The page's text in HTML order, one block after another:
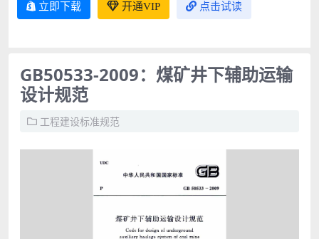
立即下载 开通VIP 点击试读
GB50533-2009：煤矿井下辅助运输
设计规范
工程建设标准规范